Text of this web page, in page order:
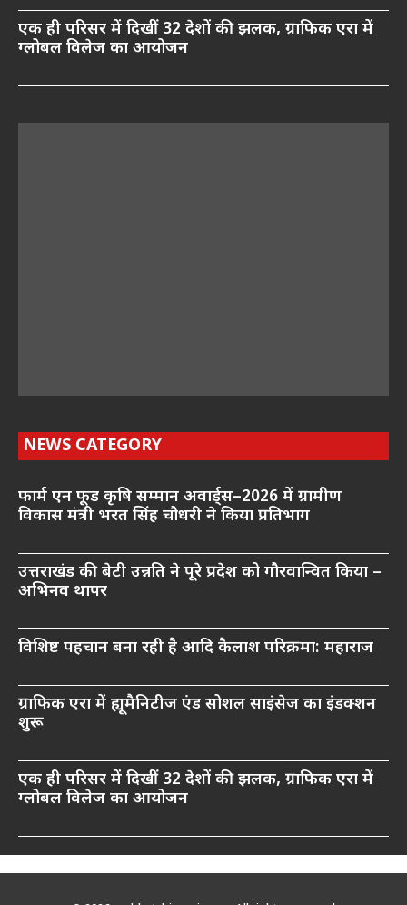
एक ही परिसर में दिखीं 32 देशों की झलक, ग्राफिक एरा में
ग्लोबल विलेज का आयोजन
NEWS CATEGORY
फार्म एन फूड कृषि सम्मान अवार्ड्स–2026 में ग्रामीण
विकास मंत्री भरत सिंह चौधरी ने किया प्रतिभाग
उत्तराखंड की बेटी उन्नति ने पूरे प्रदेश को गौरवान्वित किया –
अभिनव थापर
विशिष्ट पहचान बना रही है आदि कैलाश परिक्रमा: महाराज
ग्राफिक एरा में ह्यूमैनिटीज एंड सोशल साइंसेज का इंडक्शन
शुरू
एक ही परिसर में दिखीं 32 देशों की झलक, ग्राफिक एरा में
ग्लोबल विलेज का आयोजन